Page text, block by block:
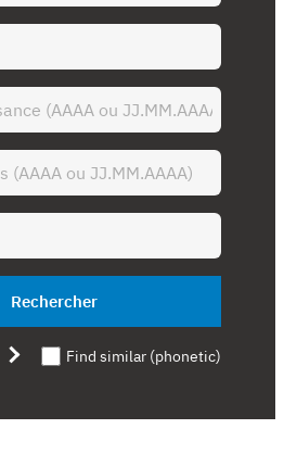
Rechercher
Find similar (phonetic)